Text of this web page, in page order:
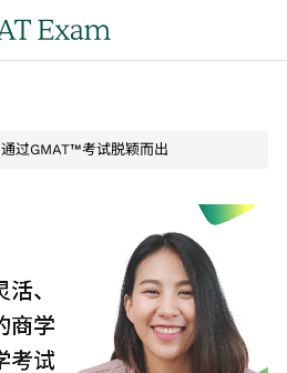
通过GMAT™考试脱颖而出